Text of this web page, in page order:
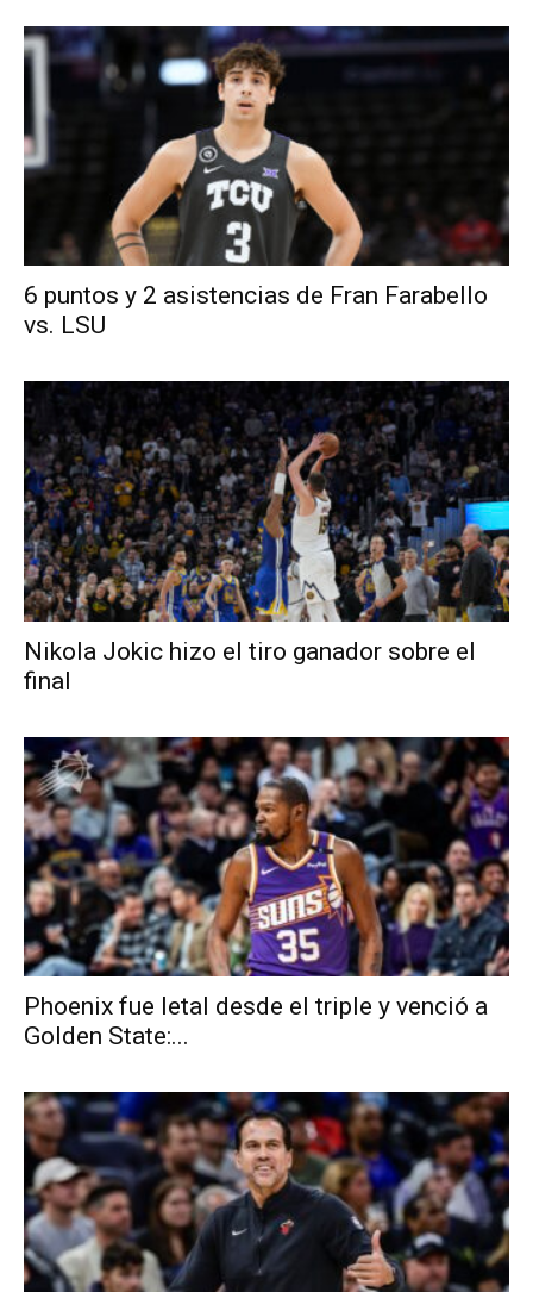
6 puntos y 2 asistencias de Fran Farabello
vs. LSU
Nikola Jokic hizo el tiro ganador sobre el
final
Phoenix fue letal desde el triple y venció a
Golden State:...